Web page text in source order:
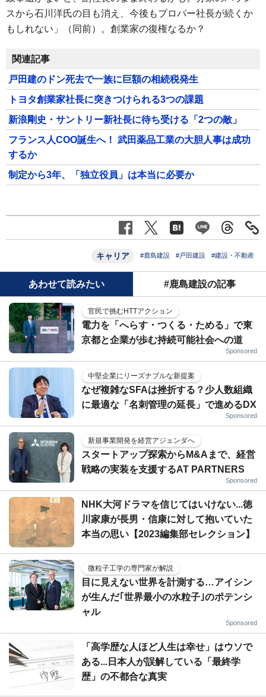
スから石川洋氏の目も消え、今後もプロパー社長が続くか
もしれない」（同前）。創業家の復権なるか？
関連記事
戸田建のドン死去で一族に巨額の相続税発生
トヨタ創業家社長に突きつけられる3つの課題
新浪剛史・サントリー新社長に待ち受ける「2つの敵」
フランス人COO誕生へ！ 武田薬品工業の大胆人事は成功
するか
制定から3年、「独立役員」は本当に必要か
キャリア #鹿島建設 #戸田建設 #建設・不動産
あわせて読みたい #鹿島建設の記事
官民で挑むHTTアクション
電力を「へらす・つくる・ためる」で東
京都と企業が歩む持続可能社会への道
Sponsored
中堅企業にリーズナブルな新提案
なぜ複雑なSFAは挫折する？少人数組織
に最適な「名刺管理の延長」で進めるDX
Sponsored
新規事業開発を経営アジェンダへ
スタートアップ探索からM&Aまで、経営
戦略の実装を支援するAT PARTNERS
Sponsored
NHK大河ドラマを信じてはいけない...徳
川家康が長男・信康に対して抱いていた
本当の思い【2023編集部セレクション】
微粒子工学の専門家が解説
目に見えない世界を計測する…アイシン
が生んだ｢世界最小の水粒子｣のポテンシ
ャル
Sponsored
「高学歴な人ほど人生は幸せ」はウソで
ある...日本人が誤解している「最終学
歴」の不都合な真実